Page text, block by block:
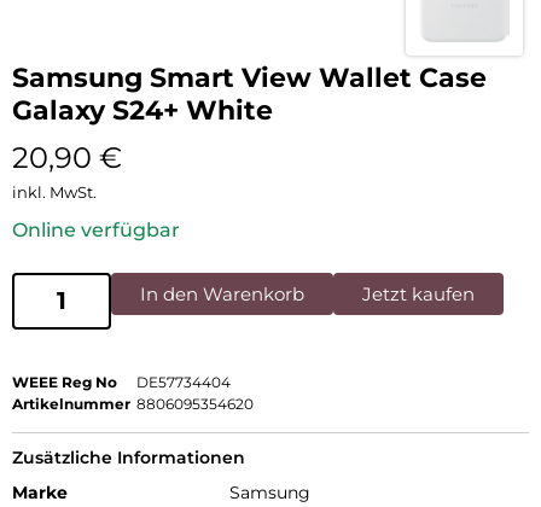
Samsung Smart View Wallet Case
Galaxy S24+ White
20,90 €
inkl. MwSt.
Online verfügbar
In den Warenkorb Jetzt kaufen
WEEE Reg No
DE57734404
Artikelnummer 8806095354620
Zusätzliche Informationen
Marke
Samsung